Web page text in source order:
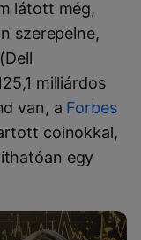
látott még,
szerepelne,
milliárdos
van, a Forbes
coinokkal,
egy